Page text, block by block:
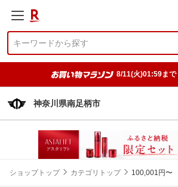
8/11(火)01:59まで
神奈川県南足柄市
ショップトップ カテゴリトップ 100,001円〜